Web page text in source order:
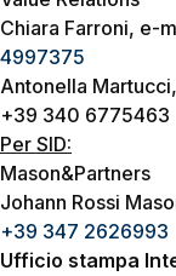
Chiara Farroni, e-
4997375
Antonella
+39 340 6775463
Per SID:
Mason&Partners
Johann Rossi
+39 347 2626993
Ufficio stampa